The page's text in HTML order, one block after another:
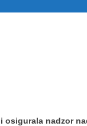
osigurala nadzor